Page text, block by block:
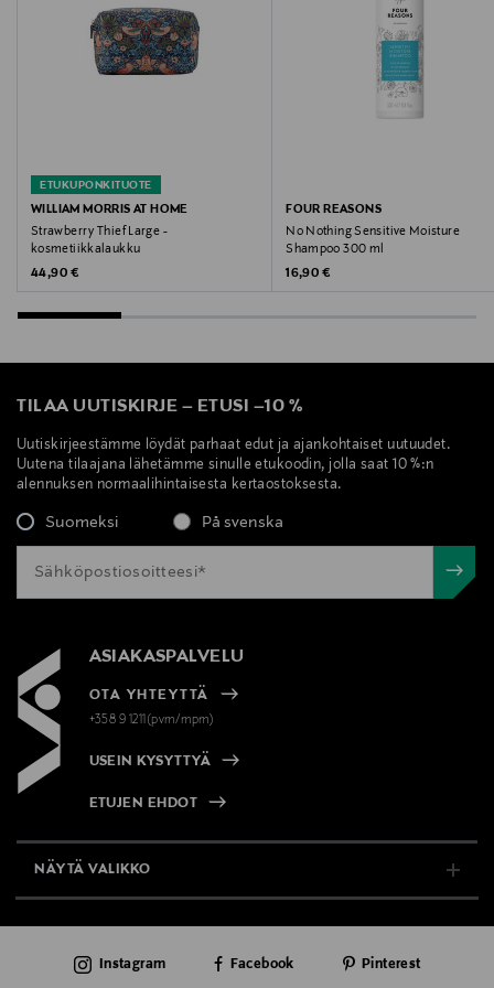
ETUKUPONKITUOTE
WILLIAM MORRIS AT HOME
Strawberry Thief Large -
kosmetiikkalaukku
Original Price
44,90 €
FOUR REASONS
No Nothing Sensitive Moisture
Shampoo 300 ml
Original Price
16,90 €
TILAA UUTISKIRJE – ETUSI –10 %
Uutiskirjeestämme löydät parhaat edut ja ajankohtaiset uutuudet.
Uutena tilaajana lähetämme sinulle etukoodin, jolla saat 10 %:n
alennuksen normaalihintaisesta kertaostoksesta.
Suomeksi På svenska
ASIAKASPALVELU
OTA YHTEYTTÄ
+358 9 1211(pvm/mpm)
USEIN KYSYTTYÄ
ETUJEN EHDOT
NÄYTÄ VALIKKO
AJANKOHTAISTA
Instagram Facebook Pinterest